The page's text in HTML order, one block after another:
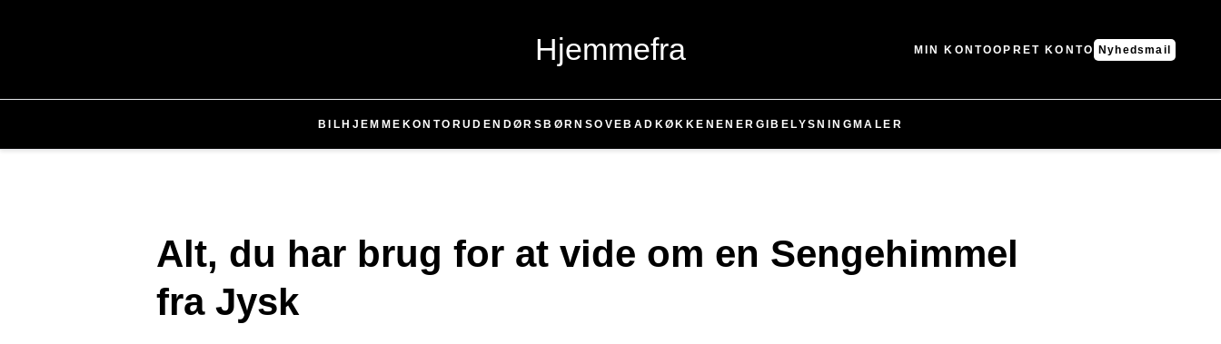
Hjemmefra MIN KONTOOPRET KONTO Nyhedsmail
BIL HJEMMEKONTORUDENDØRS BØRN SOVE BAD KØKKEN ENERGI BELYSNING MALER
Alt, du har brug for at vide om en Sengehimmel
fra Jysk